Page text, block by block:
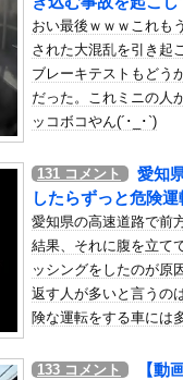
15歳FW礒部怜夢、衝撃ゴー
でPC浸水→データ完全消失
判明ｗｗｗｗ「Z世代」が
妊娠したので生まれる前に
、社名を「プチプチ株式会
』してしまう・・・・・
日本の消防署を訪れたちびっ
用が10年で2倍になったので
グいってwwwwwww
た…」 日本を知ってしまっ
ないので11年後には生活保
おい最後ｗｗｗこれも
された大混乱を引き起
ブレーキテストもどう
だった。これミニの人
ッコボコやん(´･_･`)
131 コメント
愛知
したらずっと危険
愛知県の高速道路で前
結果、それに腹を立て
ッシングをしたのが原
返す人が多いと言うの
険な運転をする車には
133 コメント
【動